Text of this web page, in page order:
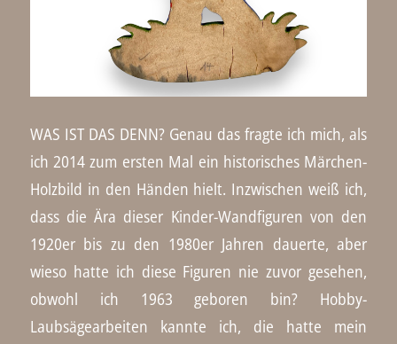
WAS IST DAS DENN? Genau das fragte ich mich, als
ich 2014 zum ersten Mal ein historisches Märchen-
Holzbild in den Händen hielt. Inzwischen weiß ich,
dass die Ära dieser Kinder-Wandfiguren von den
1920er bis zu den 1980er Jahren dauerte, aber
wieso hatte ich diese Figuren nie zuvor gesehen,
obwohl ich 1963 geboren bin? Hobby-
Laubsägearbeiten kannte ich, die hatte mein